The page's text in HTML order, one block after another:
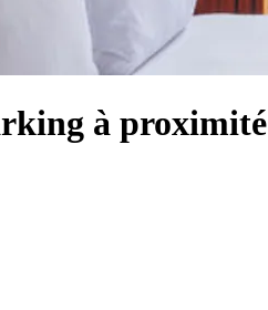
à proximité